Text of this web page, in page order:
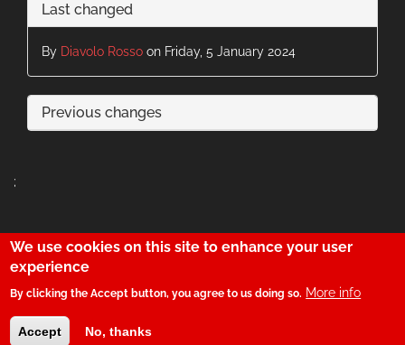
Last changed
By Diavolo Rosso on Friday, 5 January 2024
Previous changes
;
© SerBenfiquista.com 2001-2026
29
We use cookies on this site to enhance your user
experience
By clicking the Accept button, you agree to us doing so. More info
Accept No, thanks